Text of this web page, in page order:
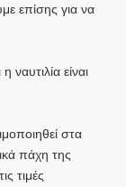
επίσης για να
είναι
στα
πάχη της
τιμές